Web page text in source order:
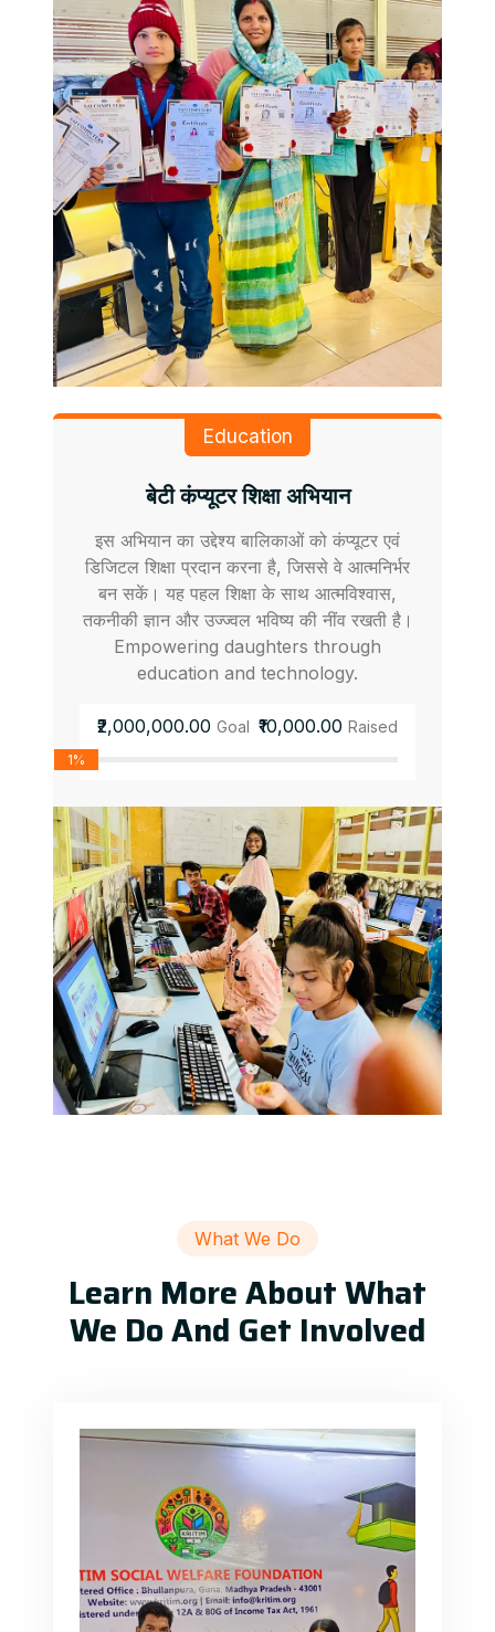
Education
बेटी कंप्यूटर शिक्षा अभियान
इस अभियान का उद्देश्य बालिकाओं को कंप्यूटर एवं
डिजिटल शिक्षा प्रदान करना है, जिससे वे आत्मनिर्भर
बन सकें। यह पहल शिक्षा के साथ आत्मविश्वास,
तकनीकी ज्ञान और उज्ज्वल भविष्य की नींव रखती है।
Empowering daughters through
education and technology.
₹2,000,000.00 Goal ₹10,000.00 Raised
1%
What We Do
Learn More About What
We Do And Get Involved